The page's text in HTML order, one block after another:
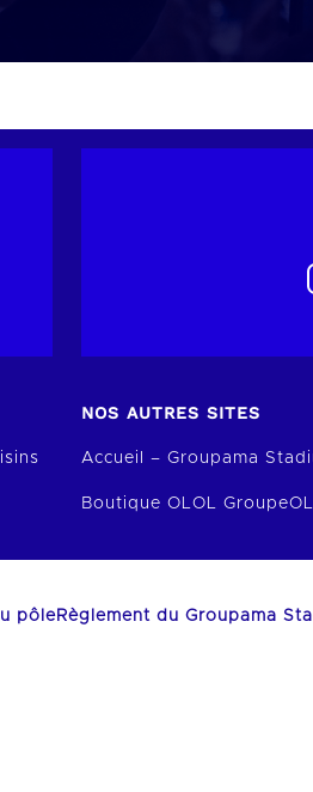
NOS AUTRES SITES
Accueil – Groupama
Boutique OLOL Groupe
pôleRèglement du Groupama